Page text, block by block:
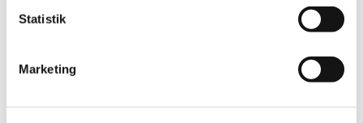
Statistik
Marketing
september (1)